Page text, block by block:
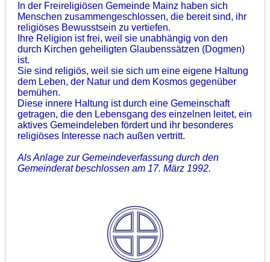
In der Freireligiösen Gemeinde Mainz haben sich
Menschen zusammengeschlossen, die bereit sind, ihr
religiöses Bewusstsein zu vertiefen.
Ihre Religion ist frei, weil sie unabhängig von den
durch Kirchen geheiligten Glaubenssätzen (Dogmen)
ist.
Sie sind religiös, weil sie sich um eine eigene Haltung
dem Leben, der Natur und dem Kosmos gegenüber
bemühen.
Diese innere Haltung ist durch eine Gemeinschaft
getragen, die den Lebensgang des einzelnen leitet, ein
aktives Gemeindeleben fördert und ihr besonderes
religiöses Interesse nach außen vertritt.
Als Anlage zur Gemeindeverfassung durch den
Gemeinderat beschlossen am 17. März 1992.